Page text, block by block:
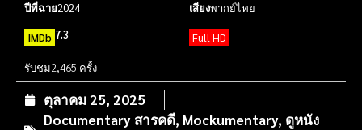
ปีที่ฉาย2024 เสียงพากย์ไทย
IMDb 7.3 Full HD
รับชม2,465 ครั้ง
ตุลาคม 25, 2025
Documentary สารคดี, Mockumentary, ดูหนัง